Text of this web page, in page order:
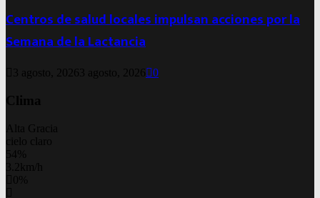
Centros de salud locales impulsan acciones por la
Semana de la Lactancia
3 agosto, 2026 3 agosto, 2026 0
Clima
Alta Gracia
cielo claro
54%
3.2km/h
0%